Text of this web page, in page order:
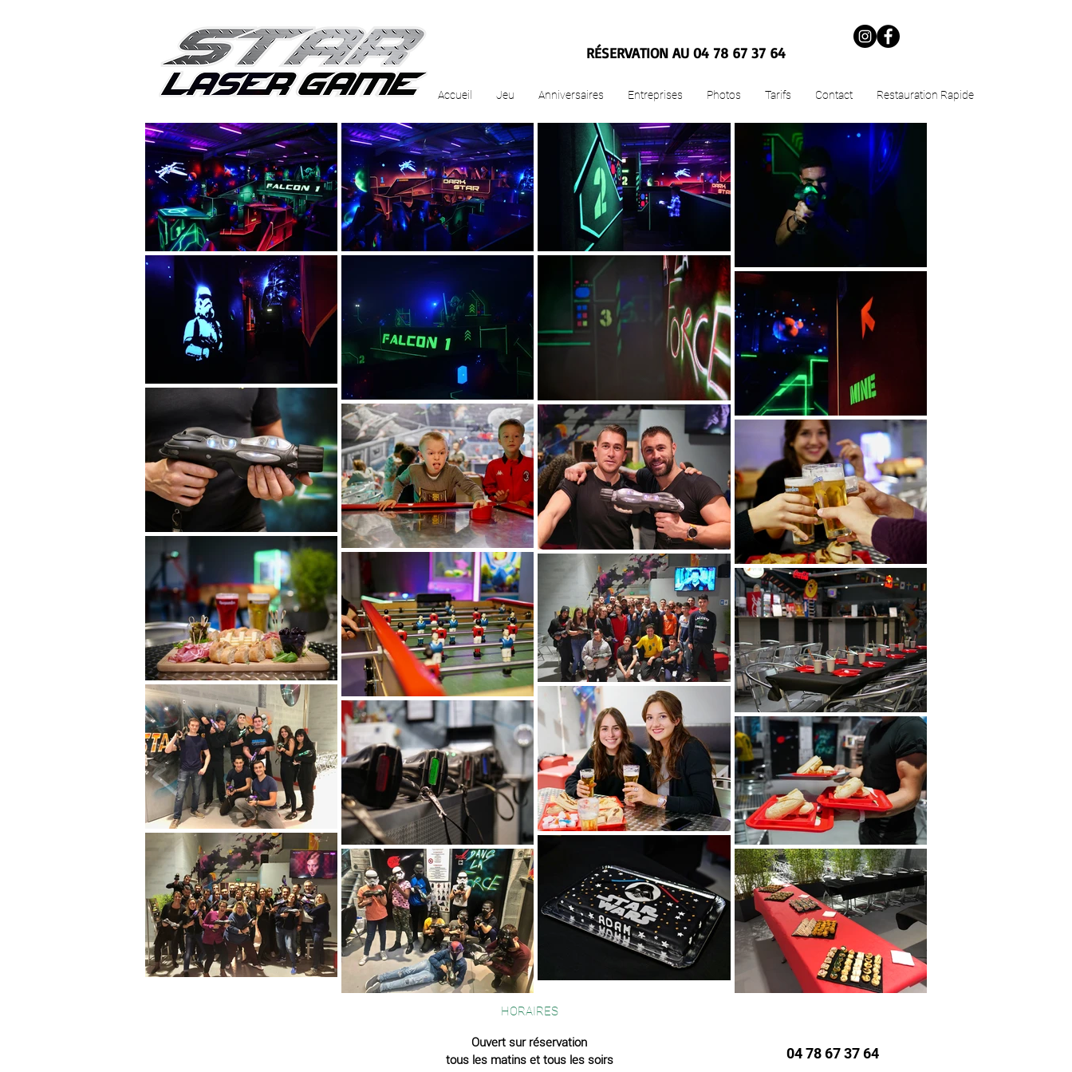
RÉSERVATION AU 04 78 67 37 64
Accueil Jeu Anniversaires Entreprises Photos Tarifs Contact Restauration Rapide
HORAIRES
Ouvert sur réservation
tous les matins et tous les soirs
04 78 67 37 64